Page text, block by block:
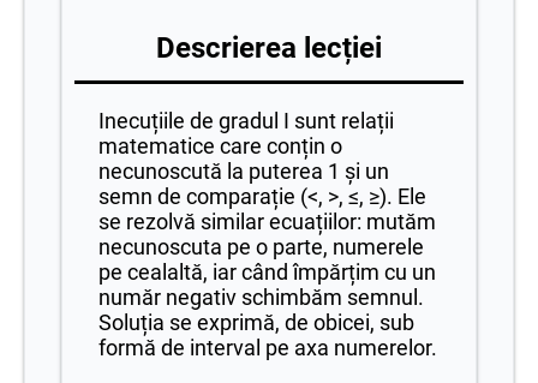
Descrierea lecției
Inecuțiile de gradul I sunt relații
matematice care conțin o
necunoscută la puterea 1 și un
semn de comparație (<, >, ≤, ≥). Ele
se rezolvă similar ecuațiilor: mutăm
necunoscuta pe o parte, numerele
pe cealaltă, iar când împărțim cu un
număr negativ schimbăm semnul.
Soluția se exprimă, de obicei, sub
formă de interval pe axa numerelor.